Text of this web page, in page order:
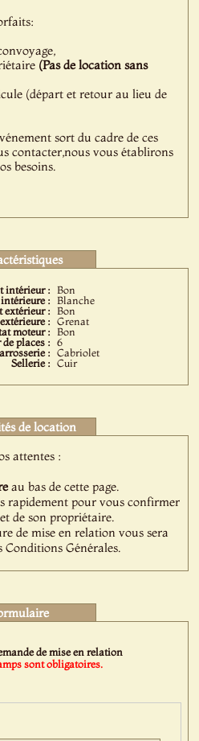
(Pas de location sans
(départ et retour au lieu de
sort du cadre de ces
contacter,nous vous établirons
besoins.
intérieur : Bon
: Blanche
extérieur : Bon
: Grenat
moteur : Bon
places : 6
: Cabriolet
Sellerie : Cuir
de location
attentes :
au bas de cette page.
rapidement pour vous confirmer
de son propriétaire.
de mise en relation vous sera
Conditions Générales.
de mise en relation
sont obligatoires.